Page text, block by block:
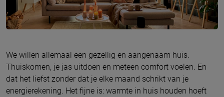
We willen allemaal een gezellig en aangenaam huis.
Thuiskomen, je jas uitdoen en meteen comfort voelen. En
dat het liefst zonder dat je elke maand schrikt van je
energierekening. Het fijne is: warmte in huis houden hoeft